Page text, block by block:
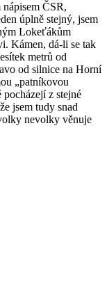
ČSR,
úplně stejný, jsem
Lokeťákům
Kámen, dá-li se tak
metrů od
od silnice na Horní
„patníkovou
z stejné
jsem tudy snad
nevolky věnuje